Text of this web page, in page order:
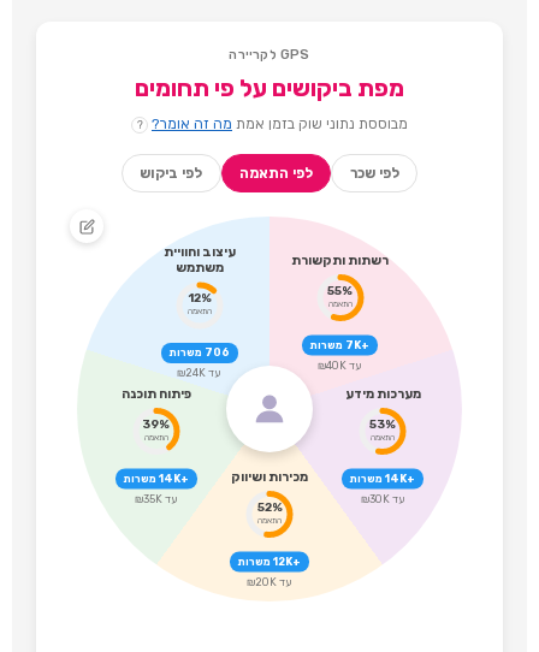
GPS לקריירה
מפת ביקושים על פי תחומים
מבוססת נתוני שוק בזמן אמת מה זה אומר? ?
לפי שכר לפי התאמה לפי ביקוש
רשתות ותקשורת
55%
התאמה
+7K משרות
עד ₪40K
מערכות מידע
53%
התאמה
+14K משרות
עד ₪30K
מכירות ושיווק
52%
התאמה
+12K משרות
עד ₪20K
פיתוח תוכנה
39%
התאמה
+14K משרות
עד ₪35K
עיצוב וחוויית
משתמש
12%
התאמה
706 משרות
עד ₪24K